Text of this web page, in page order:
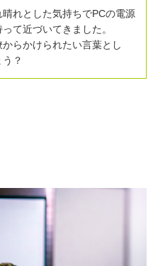
晴れとした気持ちでPCの電源
て近づいてきました。
らかけられたい言葉とし
？